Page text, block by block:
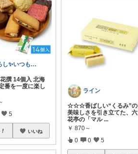
ひろし✨いつもありがとうございます✨
撰 14個入 北海
番を一度に楽し
5
いいね
ライン
☆☆☆香ばしい“くるみ”の
美味しさを引き立てた、六
花亭の「マル ...
￥ 870～
0 0 5